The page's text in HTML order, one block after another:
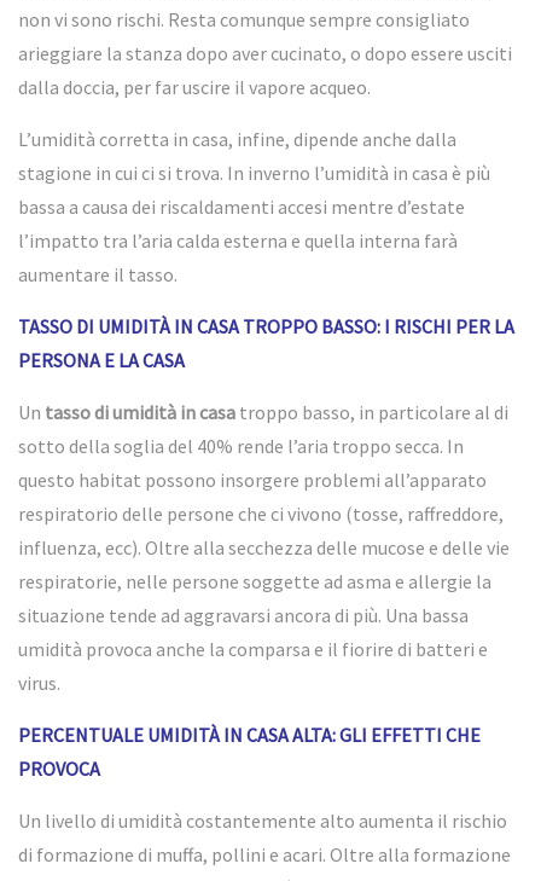
non vi sono rischi. Resta comunque sempre consigliato
arieggiare la stanza dopo aver cucinato, o dopo essere usciti
dalla doccia, per far uscire il vapore acqueo.
L’umidità corretta in casa, infine, dipende anche dalla
stagione in cui ci si trova. In inverno l’umidità in casa è più
bassa a causa dei riscaldamenti accesi mentre d’estate
l’impatto tra l’aria calda esterna e quella interna farà
aumentare il tasso.
TASSO DI UMIDITÀ IN CASA TROPPO BASSO: I RISCHI PER LA
PERSONA E LA CASA
Un tasso di umidità in casa troppo basso, in particolare al di
sotto della soglia del 40% rende l’aria troppo secca. In
questo habitat possono insorgere problemi all’apparato
respiratorio delle persone che ci vivono (tosse, raffreddore,
influenza, ecc). Oltre alla secchezza delle mucose e delle vie
respiratorie, nelle persone soggette ad asma e allergie la
situazione tende ad aggravarsi ancora di più. Una bassa
umidità provoca anche la comparsa e il fiorire di batteri e
virus.
PERCENTUALE UMIDITÀ IN CASA ALTA: GLI EFFETTI CHE
PROVOCA
Un livello di umidità costantemente alto aumenta il rischio
di formazione di muffa, pollini e acari. Oltre alla formazione